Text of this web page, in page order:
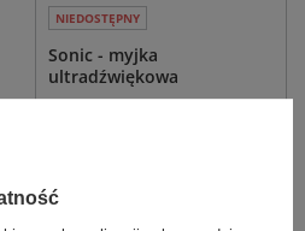
NIEDOSTĘPNY
Sonic - myjka
ultradźwiękowa
przemyśle.